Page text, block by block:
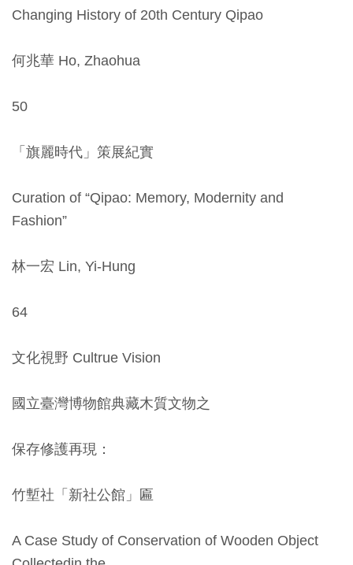
站
覽
En
日
Ba
ha
Ind
on
Tiế
ng
Changing History of 20th Century Qipao
何兆華 Ho, Zhaohua
50
「旗麗時代」策展紀實
Curation of “Qipao: Memory, Modernity and
Fashion”
林一宏 Lin, Yi-Hung
64
文化視野 Cultrue Vision
國立臺灣博物館典藏木質文物之
保存修護再現：
竹塹社「新社公館」匾
A Case Study of Conservation of Wooden Object